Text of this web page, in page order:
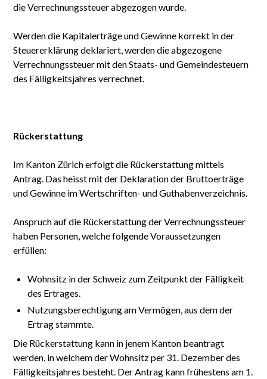
die Verrechnungssteuer abgezogen wurde.
Werden die Kapitalerträge und Gewinne korrekt in der
Steuererklärung deklariert, werden die abgezogene
Verrechnungssteuer mit den Staats- und Gemeindesteuern
des Fälligkeitsjahres verrechnet.
Rückerstattung
Im Kanton Zürich erfolgt die Rückerstattung mittels
Antrag. Das heisst mit der Deklaration der Bruttoerträge
und Gewinne im Wertschriften- und Guthabenverzeichnis.
Anspruch auf die Rückerstattung der Verrechnungssteuer
haben Personen, welche folgende Voraussetzungen
erfüllen:
Wohnsitz in der Schweiz zum Zeitpunkt der Fälligkeit
des Ertrages.
Nutzungsberechtigung am Vermögen, aus dem der
Ertrag stammte.
Die Rückerstattung kann in jenem Kanton beantragt
werden, in welchem der Wohnsitz per 31. Dezember des
Fälligkeitsjahres besteht. Der Antrag kann frühestens am 1.